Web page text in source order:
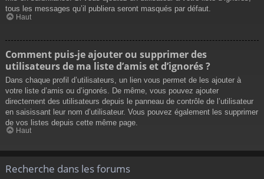
tous les messages qu’il publiera seront masqués par défaut.
Haut
Comment puis-je ajouter ou supprimer des
utilisateurs de ma liste d’amis et d’ignorés ?
Dans chaque profil d’utilisateurs, un lien vous permet de les ajouter à
votre liste d’amis ou d’ignorés. De même, vous pouvez ajouter
directement des utilisateurs depuis le panneau de contrôle de l’utilisateur
en saisissant leur nom d’utilisateur. Vous pouvez également les supprimer
de vos listes depuis cette même page.
Haut
Recherche dans les forums